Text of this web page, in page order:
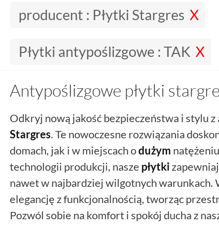
producent : Płytki Stargres
Płytki antypoślizgowe : TAK
Antypoślizgowe płytki
Odkryj nową jakość bezpieczeństwa i stylu
Stargres. Te nowoczesne rozwiązania
domach, jak i w miejscach odużym
technologii produkcji, nasze płytki
nawet w najbardziej wilgotnych warunkach.
elegancję z funkcjonalnością, tworząc
Pozwól sobie na komfort i spokój ducha z